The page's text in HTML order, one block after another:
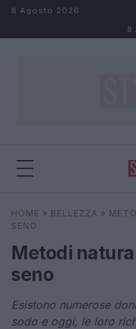
Salta al contenuto
8 Agosto 2026
8
Cerca
HOME » BELLEZZA »
SENO
Metodi
seno
Esistono numerose
sodo e oggi, le loro